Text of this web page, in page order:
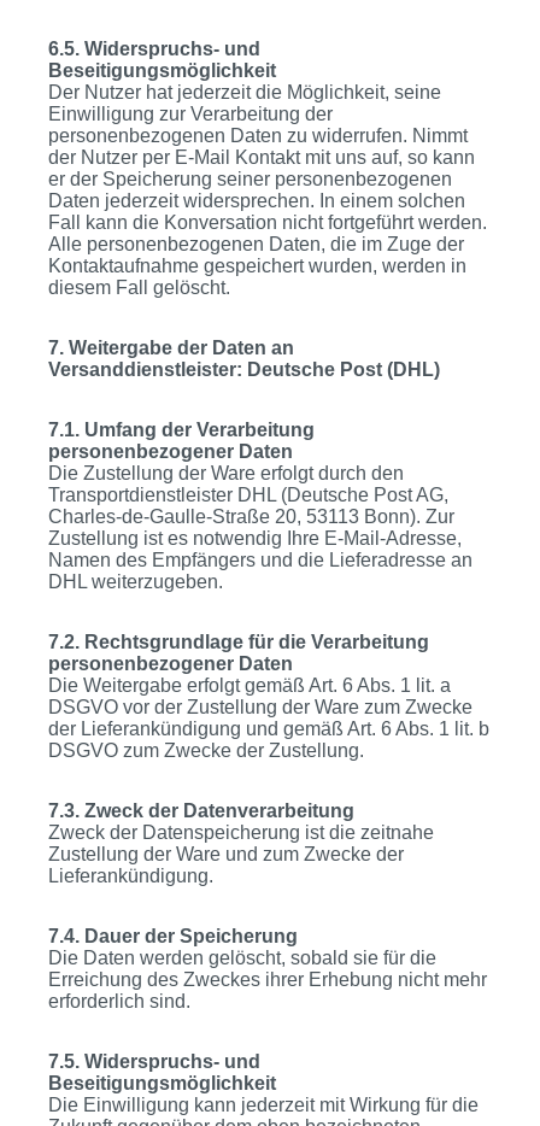
6.5. Widerspruchs- und
Beseitigungsmöglichkeit
Der Nutzer hat jederzeit die Möglichkeit, seine
Einwilligung zur Verarbeitung der
personenbezogenen Daten zu widerrufen. Nimmt
der Nutzer per E-Mail Kontakt mit uns auf, so kann
er der Speicherung seiner personenbezogenen
Daten jederzeit widersprechen. In einem solchen
Fall kann die Konversation nicht fortgeführt werden.
Alle personenbezogenen Daten, die im Zuge der
Kontaktaufnahme gespeichert wurden, werden in
diesem Fall gelöscht.
7. Weitergabe der Daten an
Versanddienstleister: Deutsche Post (DHL)
7.1. Umfang der Verarbeitung
personenbezogener Daten
Die Zustellung der Ware erfolgt durch den
Transportdienstleister DHL (Deutsche Post AG,
Charles-de-Gaulle-Straße 20, 53113 Bonn). Zur
Zustellung ist es notwendig Ihre E-Mail-Adresse,
Namen des Empfängers und die Lieferadresse an
DHL weiterzugeben.
7.2. Rechtsgrundlage für die Verarbeitung
personenbezogener Daten
Die Weitergabe erfolgt gemäß Art. 6 Abs. 1 lit. a
DSGVO vor der Zustellung der Ware zum Zwecke
der Lieferankündigung und gemäß Art. 6 Abs. 1 lit. b
DSGVO zum Zwecke der Zustellung.
7.3. Zweck der Datenverarbeitung
Zweck der Datenspeicherung ist die zeitnahe
Zustellung der Ware und zum Zwecke der
Lieferankündigung.
7.4. Dauer der Speicherung
Die Daten werden gelöscht, sobald sie für die
Erreichung des Zweckes ihrer Erhebung nicht mehr
erforderlich sind.
7.5. Widerspruchs- und
Beseitigungsmöglichkeit
Die Einwilligung kann jederzeit mit Wirkung für die